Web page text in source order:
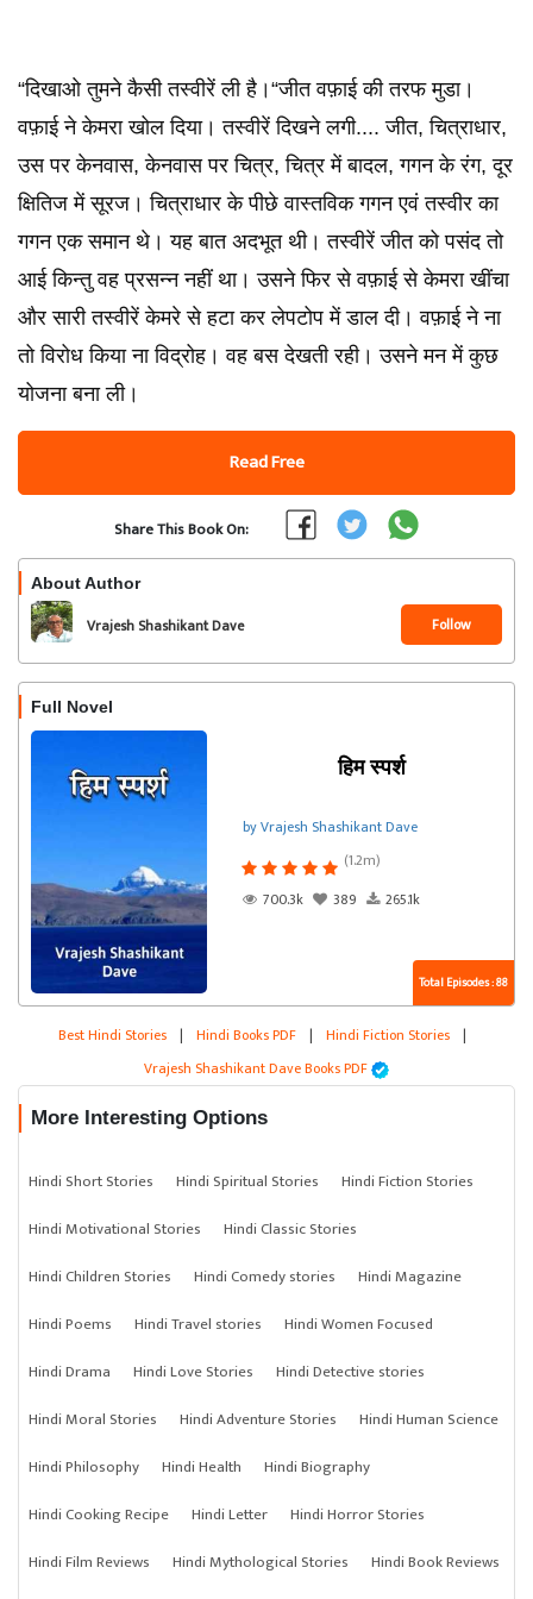
“दिखाओ तुमने कैसी तस्वीरें ली है।“जीत वफ़ाई की तरफ मुडा।
वफ़ाई ने केमरा खोल दिया। तस्वीरें दिखने लगी.... जीत, चित्राधार,
उस पर केनवास, केनवास पर चित्र, चित्र में बादल, गगन के रंग, दूर
क्षितिज में सूरज। चित्राधार के पीछे वास्तविक गगन एवं तस्वीर का
गगन एक समान थे। यह बात अदभूत थी। तस्वीरें जीत को पसंद तो
आई किन्तु वह प्रसन्न नहीं था। उसने फिर से वफ़ाई से केमरा खींचा
और सारी तस्वीरें केमरे से हटा कर लेपटोप में डाल दी। वफ़ाई ने ना
तो विरोध किया ना विद्रोह। वह बस देखती रही। उसने मन में कुछ
योजना बना ली।
Read Free
Share This Book On:
About Author
Vrajesh Shashikant Dave Follow
Full Novel
हिम स्पर्श
by Vrajesh Shashikant Dave
(1.2m)
700.3k
389 265.1k
Total Episodes : 88
Best Hindi Stories | Hindi Books PDF | Hindi Fiction Stories |
Vrajesh Shashikant Dave Books PDF
More Interesting Options
Hindi Short Stories Hindi Spiritual Stories
Hindi Fiction Stories
Hindi Motivational Stories
Hindi Classic Stories
Hindi Children Stories
Hindi Comedy stories
Hindi Magazine
Hindi Poems
Hindi Travel stories
Hindi Women Focused
Hindi Drama
Hindi Love Stories
Hindi Detective stories
Hindi Moral Stories
Hindi Adventure Stories
Hindi Human Science
Hindi Philosophy
Hindi Health
Hindi Biography
Hindi Cooking Recipe
Hindi Letter
Hindi Horror Stories
Hindi Film Reviews
Hindi Mythological Stories
Hindi Book Reviews